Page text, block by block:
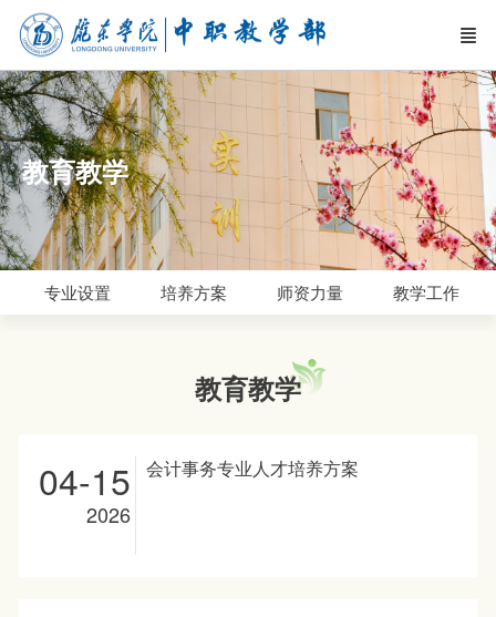
教育教学
专业设置 培养方案 师资力量 教学工作
教育教学
会计事务专业人才培养方案
04-15
2026